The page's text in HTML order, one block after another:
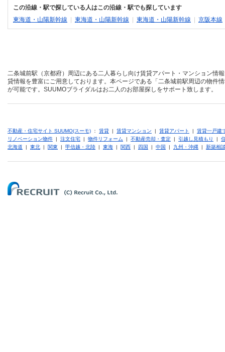
この沿線・駅で探している人はこの沿線・駅でも探しています
東海道・山陽新幹線
東海道・山陽新幹線 東海道・山陽新幹線 京阪本線
二条城前駅（京都府）周辺にある二人暮らし向け賃貸アパート・マンション
貸情報を豊富にご用意しております。本ページである「二条城前駅周辺の物件
が可能です。SUUMOブライダルはお二人のお部屋探しをサポート致します。
不動産・住宅サイト SUUMO(スーモ) ： 賃貸 | 賃貸マンション | 賃貸アパート | 賃貸一戸建
リノベーション物件 | 注文住宅 | 物件リフォーム | 不動産売却・査定 | 引越し見積もり |
北海道 | 東北 | 関東 | 甲信越・北陸 | 東海 | 関西 | 四国 | 中国 | 九州・沖縄 | 新築相